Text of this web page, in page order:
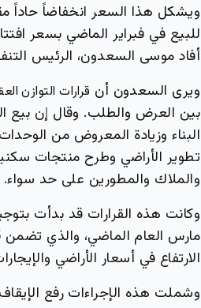
ويشكل هذا السعر انخفاضاً حاداً
أفاد موسى السعدون، الرئيس
ويرى السعدون أن قرارات التوازن
بين العرض والطلب. وقال إن بيع
البناء وزيادة المعروض من
تطوير الأراضي وطرح منتجات
والملاك والمطورين على حد سواء.
وكانت هذه القرارات قد بدأت
الارتفاع في أسعار الأراضي
وشملت هذه الإجراءات رفع